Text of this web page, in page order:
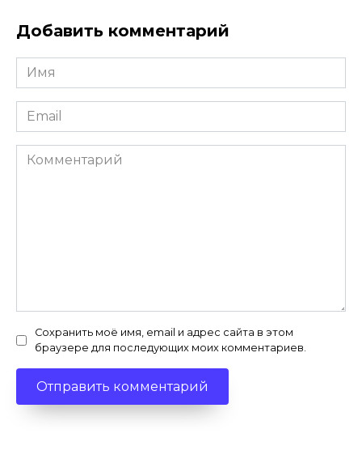
Добавить комментарий
Имя
*
Email
*
Комментарий
Сохранить моё имя, email и адрес сайта в этом
браузере для последующих моих комментариев.